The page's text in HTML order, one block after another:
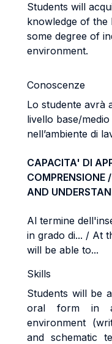
Students will
knowledge of the
some degree of
environment.
Conoscenze
Lo studente avrà
livello base/
nell’ambiente di
CAPACITA' DI
COMPRENSIONE
AND
Al termine
in grado di... / At
will be able to...
Skills
Students will be
oral form in a
environment
and schematic